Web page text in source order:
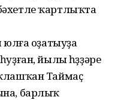
ҡартлыҡта
юлға оҙатыуҙа
йылы һүҙҙәре
Таймаҫ
барлыҡ